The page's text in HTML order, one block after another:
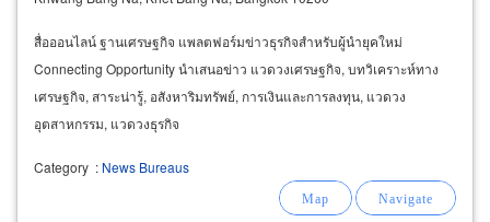
สื่อออนไลน์ ฐานเศรษฐกิจ แพลตฟอร์มข่าวธุรกิจสำหรับผู้นำยุคใหม่
Connecting Opportunity นำเสนอข่าว แวดวงเศรษฐกิจ, บทวิเคราะห์ทาง
เศรษฐกิจ, สาระน่ารู้, อสังหาริมทรัพย์, การเงินและการลงทุน, แวดวง
อุตสาหกรรม, แวดวงธุรกิจ
Category : News Bureaus